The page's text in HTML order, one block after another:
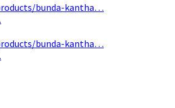
bunda-kantha…
bunda-kantha…